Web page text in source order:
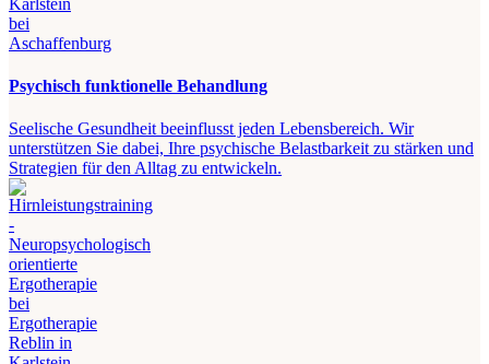
Psychisch funktionelle Behandlung
Seelische Gesundheit beeinflusst jeden Lebensbereich. Wir
unterstützen Sie dabei, Ihre psychische Belastbarkeit zu stärken und
Strategien für den Alltag zu entwickeln.